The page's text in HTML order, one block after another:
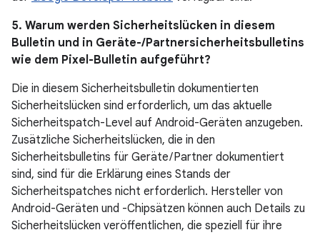
5. Warum werden Sicherheitslücken in diesem
Bulletin und in Geräte-/Partnersicherheitsbulletins
wie dem Pixel-Bulletin aufgeführt?
Die in diesem Sicherheitsbulletin dokumentierten
Sicherheitslücken sind erforderlich, um das aktuelle
Sicherheitspatch-Level auf Android-Geräten anzugeben.
Zusätzliche Sicherheitslücken, die in den
Sicherheitsbulletins für Geräte / Partner dokumentiert
sind, sind für die Erklärung eines Stands der
Sicherheitspatches nicht erforderlich. Hersteller von
Android-Geräten und -Chipsätzen können auch Details zu
Sicherheitslücken veröffentlichen, die speziell für ihre